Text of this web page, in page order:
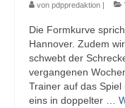
von pdppredaktion
Die Formkurve
Hannover. Zudem
schwebt der
vergangenen
Trainer auf das
eins in doppelter …